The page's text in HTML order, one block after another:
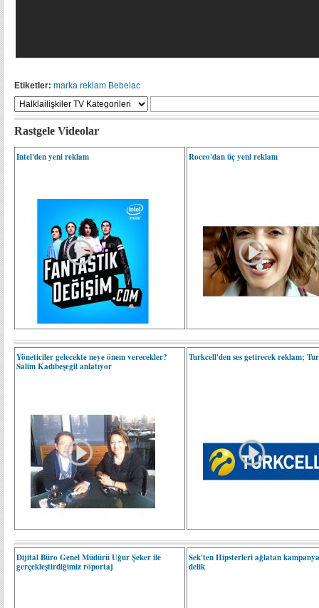
Etiketler: marka reklam Bebelac
Rastgele Videolar
Intel'den yeni reklam Rocco'dan üç yeni reklam
Yöneticiler gelecekte neye önem verecekler?
Salim Kadıbeşegil anlatıyor
Turkcell'den ses getirecek reklam;
Dijital Büro Genel Müdürü Uğur Şeker ile
gerçekleştirdiğimiz röportaj
Sek'ten Hipsterleri ağlatan
delik